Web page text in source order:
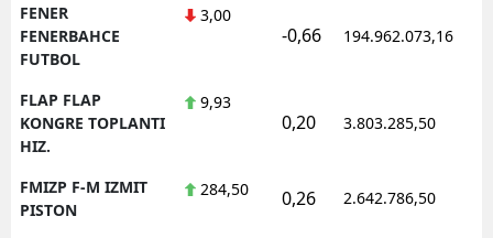
FENER
FENERBAHCE
FUTBOL
3,00
-0,66 194.962.073,16
FLAP FLAP
KONGRE TOPLANTI
HIZ.
9,93
0,20 3.803.285,50
FMIZP F-M IZMIT
PISTON
284,50 0,26 2.642.786,50